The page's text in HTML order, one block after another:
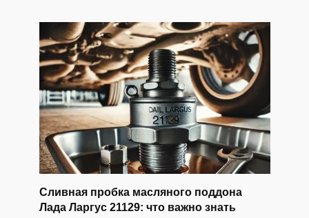
Сливная пробка масляного поддона
Лада Ларгус 21129: что важно знать